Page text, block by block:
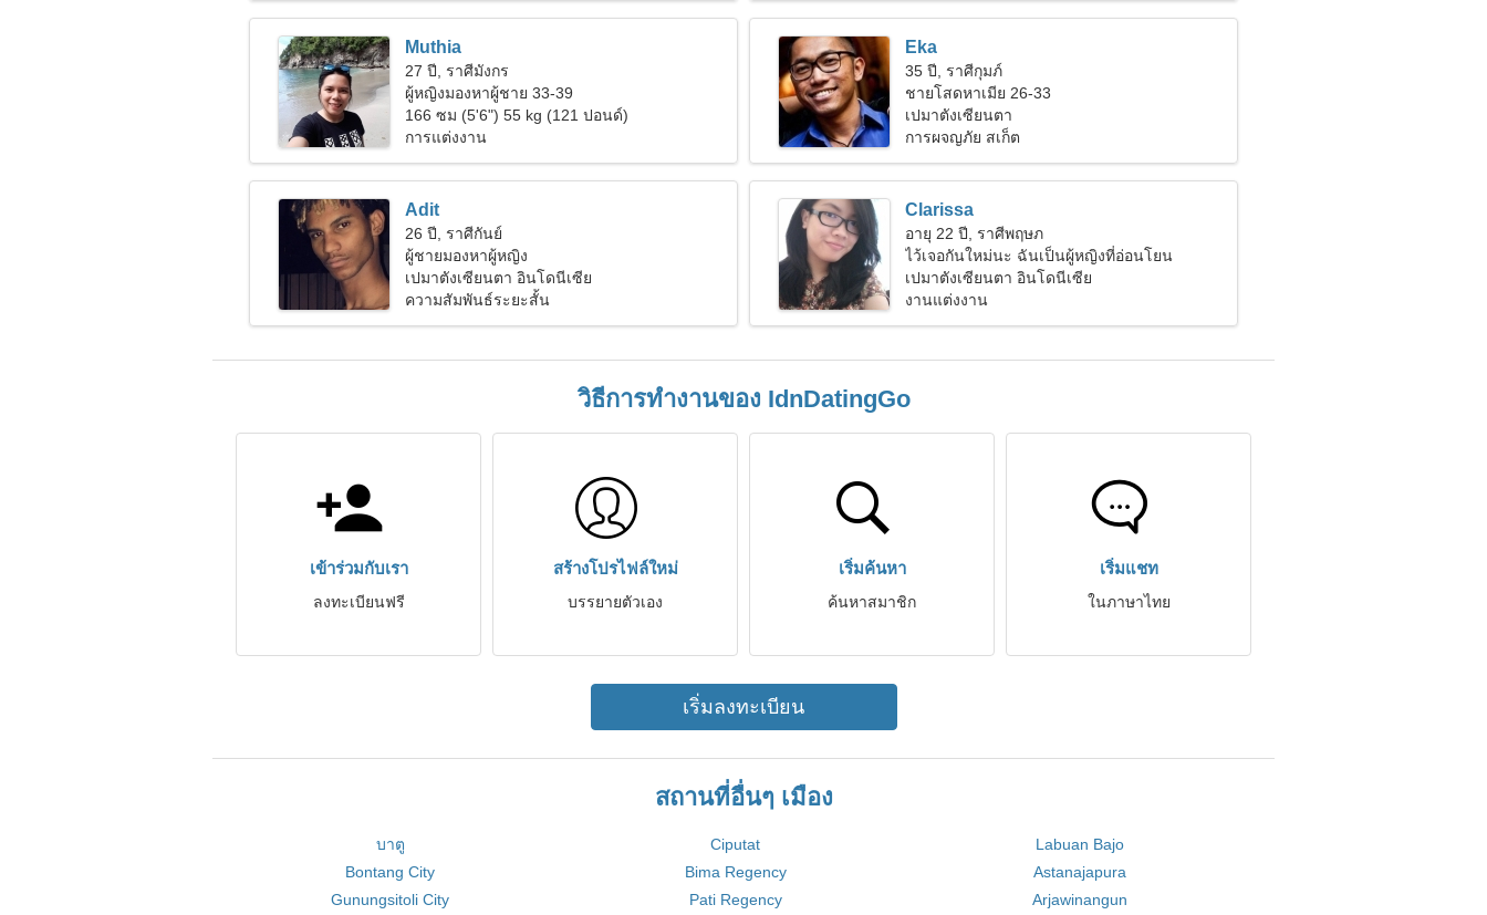
Muthia
27 ปี, ราศีมังกร
ผู้หญิงมองหาผู้ชาย 33-39
166 ซม (5'6") 55 kg (121 ปอนด์)
การแต่งงาน
Eka
35 ปี, ราศีกุมภ์
ชายโสดหาเมีย 26-33
เปมาตังเซียนตา
การผจญภัย สเก็ต
Adit
26 ปี, ราศีกันย์
ผู้ชายมองหาผู้หญิง
เปมาตังเซียนตา อินโดนีเซีย
ความสัมพันธ์ระยะสั้น
Clarissa
อายุ 22 ปี, ราศีพฤษภ
ไว้เจอกันใหม่นะ ฉันเป็นผู้หญิงที่อ่อนโยน
เปมาตังเซียนตา อินโดนีเซีย
งานแต่งงาน
วิธีการทำงานของ IdnDatingGo
เข้าร่วมกับเรา
ลงทะเบียนฟรี
สร้างโปรไฟล์ใหม่
บรรยายตัวเอง
เริ่มค้นหา
ค้นหาสมาชิก
เริ่มแชท
ในภาษาไทย
เริ่มลงทะเบียน
สถานที่อื่นๆ เมือง
บาตู Ciputat
Labuan Bajo
Bontang City
Bima Regency
Astanajapura
Gunungsitoli City
Pati Regency Arjawinangun